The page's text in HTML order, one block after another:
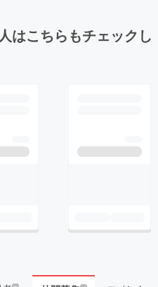
はこちらもチェックし